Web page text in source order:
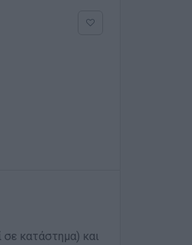
σε κατάστημα) και